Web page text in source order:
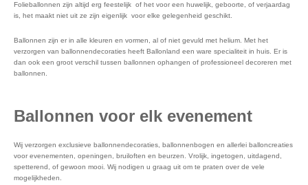
Folieballonnen zijn altijd erg feestelijk of het voor een huwelijk, geboorte, of verjaardag
is, het maakt niet uit ze zijn eigenlijk voor elke gelegenheid geschikt.
Ballonnen zijn er in alle kleuren en vormen, al of niet gevuld met helium. Met het
verzorgen van ballonnendecoraties heeft Ballonland een ware specialiteit in huis. Er is
dan ook een groot verschil tussen ballonnen ophangen of professioneel decoreren met
ballonnen.
Ballonnen voor elk evenement
Wij verzorgen exclusieve ballonnendecoraties, ballonnenbogen en allerlei balloncreaties
voor evenementen, openingen, bruiloften en beurzen. Vrolijk, ingetogen, uitdagend,
spetterend, of gewoon mooi. Wij nodigen u graag uit om te praten over de vele
mogelijkheden.